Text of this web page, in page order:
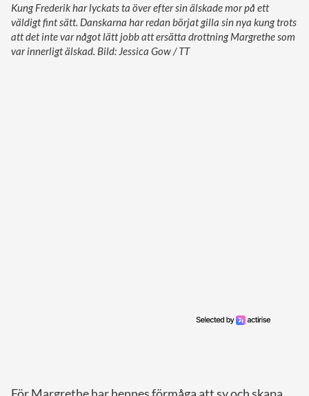
Kung Frederik har lyckats ta över efter sin älskade mor på ett
väldigt fint sätt. Danskarna har redan börjat gilla sin nya kung trots
att det inte var något lätt jobb att ersätta drottning Margrethe som
var innerligt älskad. Bild: Jessica Gow / TT